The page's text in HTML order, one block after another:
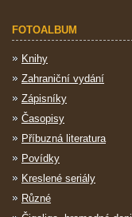
FOTOALBUM
Knihy
Zahraniční vydání
Zápisníky
Časopisy
Příbuzná literatura
Povídky
Kreslené seriály
Různé